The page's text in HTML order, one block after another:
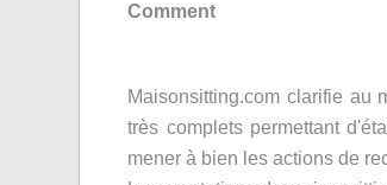
Comment
Maisonsitting.com clarifie au
très complets permettant
mener à bien les actions de